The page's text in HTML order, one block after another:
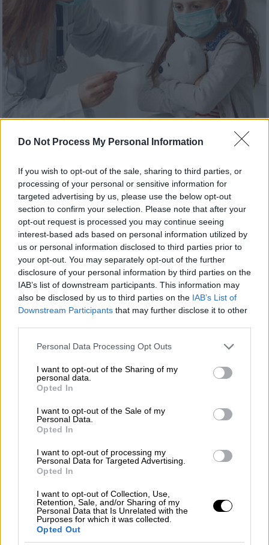
Do Not Process My Personal Information
If you wish to opt-out of the sale, sharing to third parties, or
processing of your personal or sensitive information for
targeted advertising by us, please use the below opt-out
section to confirm your selection. Please note that after your
opt-out request is processed you may continue seeing
interest-based ads based on personal information utilized by
us or personal information disclosed to third parties prior to
your opt-out. You may separately opt-out of the further
disclosure of your personal information by third parties on the
IAB’s list of downstream participants. This information may
also be disclosed by us to third parties on the IAB’s List of
Downstream Participants that may further disclose it to other
Please note that this website/app uses one or more Google
not limited to your visit or usage behaviour. You may click to
grant or deny consent to Google and its third-party tags to
use your data for below specified purposes in below Google
consent section.
Personal Data Processing Opt Outs
I want to opt-out of the Sharing of my
personal data.
Opted In
I want to opt-out of the Sale of my
Personal Data.
Opted In
I want to opt-out of processing my
Personal Data for Targeted Advertising.
Opted In
I want to opt-out of Collection, Use,
Retention, Sale, and/or Sharing of my
Personal Data that Is Unrelated with the
Purposes for which it was collected.
Opted Out
Γιατί τα παιδιά που πέρασαν κορονοϊό
διατρέχουν μεγαλύτερο κίνδυνο για
διαβήτη τύπου 1: Τι δείχνει έρευνα
Διαπιστώθηκε ότι το επόμενο εξάμηνο από
τη λοίμωξη με κορονοϊό 123 παιδιατρικοί
ασθενείς είχαν διαγνωσθεί για πρώτη φορά
με διαβήτη τύπου 1
Κόσμος|26.09.2022 22:51
Πιλότος αεροπλάνου συγκίνησε:
Συνεχάρη επιβάτιδα για τον αγώνα κατά
του καρκίνου και έγινε viral